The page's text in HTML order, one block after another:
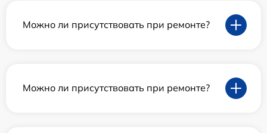
Можно ли присутствовать при ремонте?
Можно ли присутствовать при ремонте?